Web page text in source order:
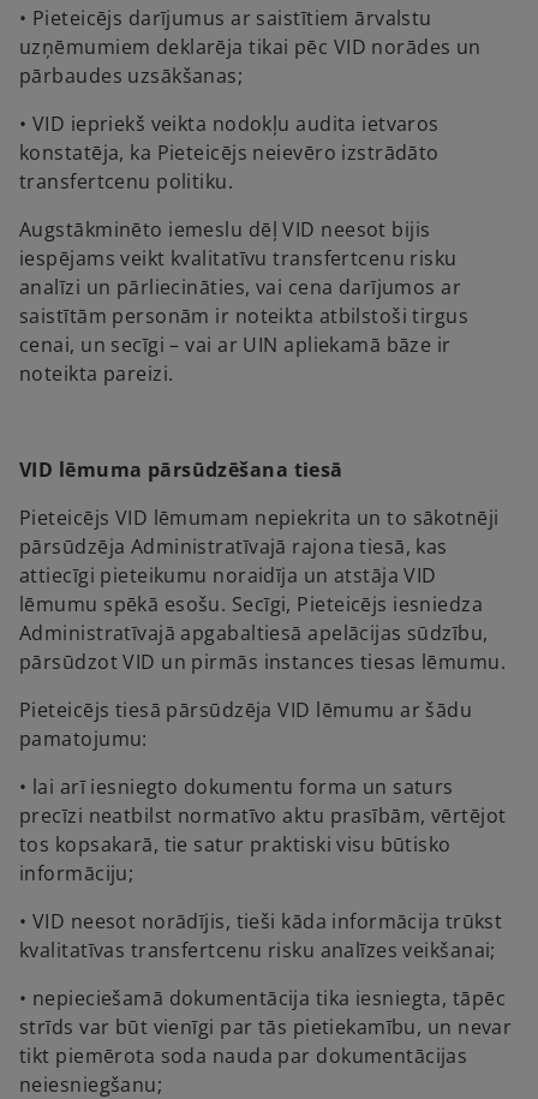
• Pieteicējs darījumus ar saistītiem ārvalstu
uzņēmumiem deklarēja tikai pēc VID norādes un
pārbaudes uzsākšanas;
• VID iepriekš veikta nodokļu audita ietvaros
konstatēja, ka Pieteicējs neievēro izstrādāto
transfertcenu politiku.
Augstākminēto iemeslu dēļ VID neesot bijis
iespējams veikt kvalitatīvu transfertcenu risku
analīzi un pārliecināties, vai cena darījumos ar
saistītām personām ir noteikta atbilstoši tirgus
cenai, un secīgi – vai ar UIN apliekamā bāze ir
noteikta pareizi.
VID lēmuma pārsūdzēšana tiesā
Pieteicējs VID lēmumam nepiekrita un to sākotnēji
pārsūdzēja Administratīvajā rajona tiesā, kas
attiecīgi pieteikumu noraidīja un atstāja VID
lēmumu spēkā esošu. Secīgi, Pieteicējs iesniedza
Administratīvajā apgabaltiesā apelācijas sūdzību,
pārsūdzot VID un pirmās instances tiesas lēmumu.
Pieteicējs tiesā pārsūdzēja VID lēmumu ar šādu
pamatojumu:
• lai arī iesniegto dokumentu forma un saturs
precīzi neatbilst normatīvo aktu prasībām, vērtējot
tos kopsakarā, tie satur praktiski visu būtisko
informāciju;
• VID neesot norādījis, tieši kāda informācija trūkst
kvalitatīvas transfertcenu risku analīzes veikšanai;
• nepieciešamā dokumentācija tika iesniegta, tāpēc
strīds var būt vienīgi par tās pietiekamību, un nevar
tikt piemērota soda nauda par dokumentācijas
neiesniegšanu;